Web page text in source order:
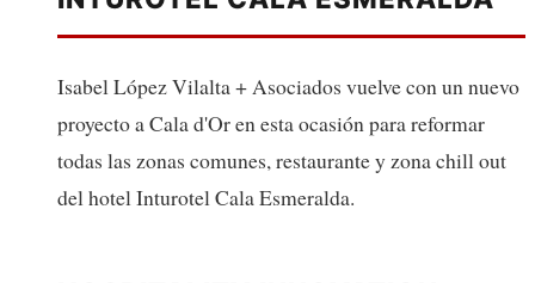
Isabel López Vilalta + Asociados vuelve con un nuevo
proyecto a Cala d'Or en esta ocasión para reformar
todas las zonas comunes, restaurante y zona chill out
del hotel Inturotel Cala Esmeralda.